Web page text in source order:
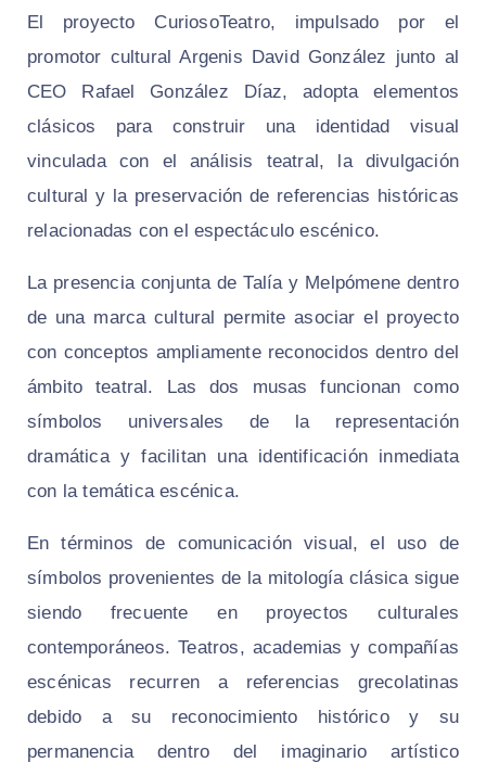
El proyecto CuriosoTeatro, impulsado por el
promotor cultural Argenis David González junto al
CEO Rafael González Díaz, adopta elementos
clásicos para construir una identidad visual
vinculada con el análisis teatral, la divulgación
cultural y la preservación de referencias históricas
relacionadas con el espectáculo escénico.
La presencia conjunta de Talía y Melpómene dentro
de una marca cultural permite asociar el proyecto
con conceptos ampliamente reconocidos dentro del
ámbito teatral. Las dos musas funcionan como
símbolos universales de la representación
dramática y facilitan una identificación inmediata
con la temática escénica.
En términos de comunicación visual, el uso de
símbolos provenientes de la mitología clásica sigue
siendo frecuente en proyectos culturales
contemporáneos. Teatros, academias y compañías
escénicas recurren a referencias grecolatinas
debido a su reconocimiento histórico y su
permanencia dentro del imaginario artístico